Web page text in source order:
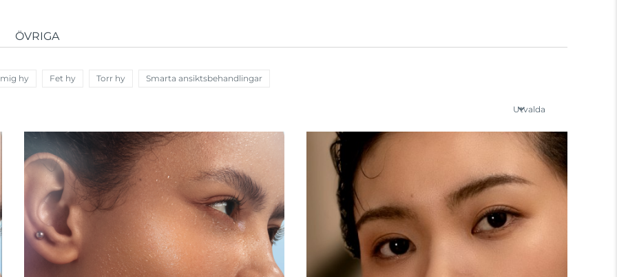
ÖVRIGA
hy Fet hy Torr hy Smarta ansiktsbehandlingar
Utvalda